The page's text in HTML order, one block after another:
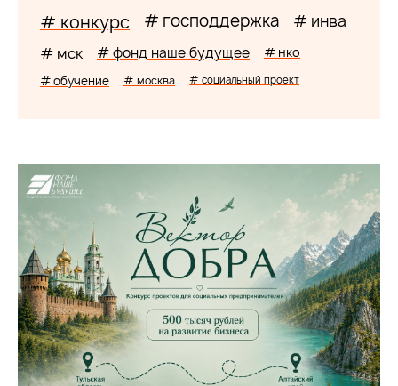
# конкурс # господдержка # инва
# мск # фонд наше будущее # нко
# обучение # москва # социальный проект